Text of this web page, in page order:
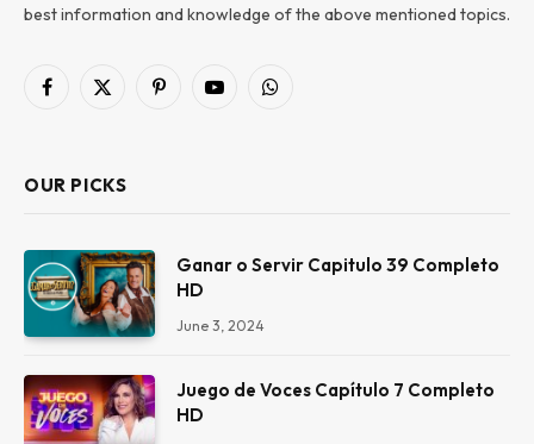
best information and knowledge of the above mentioned topics.
Facebook
X
PinterestYouTubeWhatsApp
OUR PICKS
Ganar o Servir Capitulo 39 Completo
HD
June 3, 2024
Juego de Voces Capítulo 7 Completo
HD